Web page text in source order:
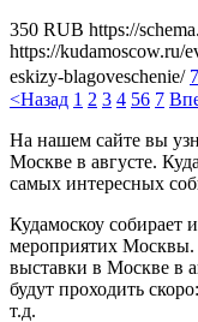
350 RUB https://
https://kudamoscow.ru/
eskizy-blagoveschenie/
<Назад 1 2 3 4 56 7
На нашем сайте вы
Москве в августе.
самых интересных
Кудамоскоу
мероприятих Москвы.
выставки в Москве в
будут проходить
т.д.